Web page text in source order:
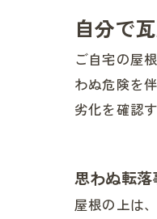
自分で
ご自宅の屋
わぬ危険を
劣化を確認
思わぬ転
屋根の上は